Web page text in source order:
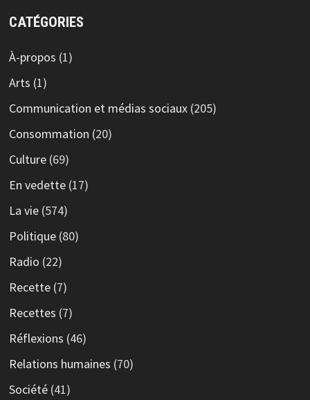
CATÉGORIES
À-propos (1)
Arts (1)
Communication et médias sociaux(205)
Consommation (20)
Culture(69)
En vedette(17)
La vie(574)
Politique(80)
Radio (22)
Recette(7)
Recettes (7)
Réflexions (46)
Relations humaines (70)
Société(41)